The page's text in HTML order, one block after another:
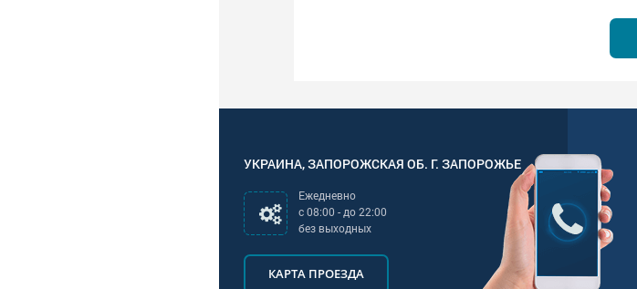
УКРАИНА,ЗАПОРОЖСКАЯ ОБ. Г. ЗАПОРОЖЬЕ
Ежедневно
с08:00 - до22:00
без выходных
КАРТА ПРОЕЗДА